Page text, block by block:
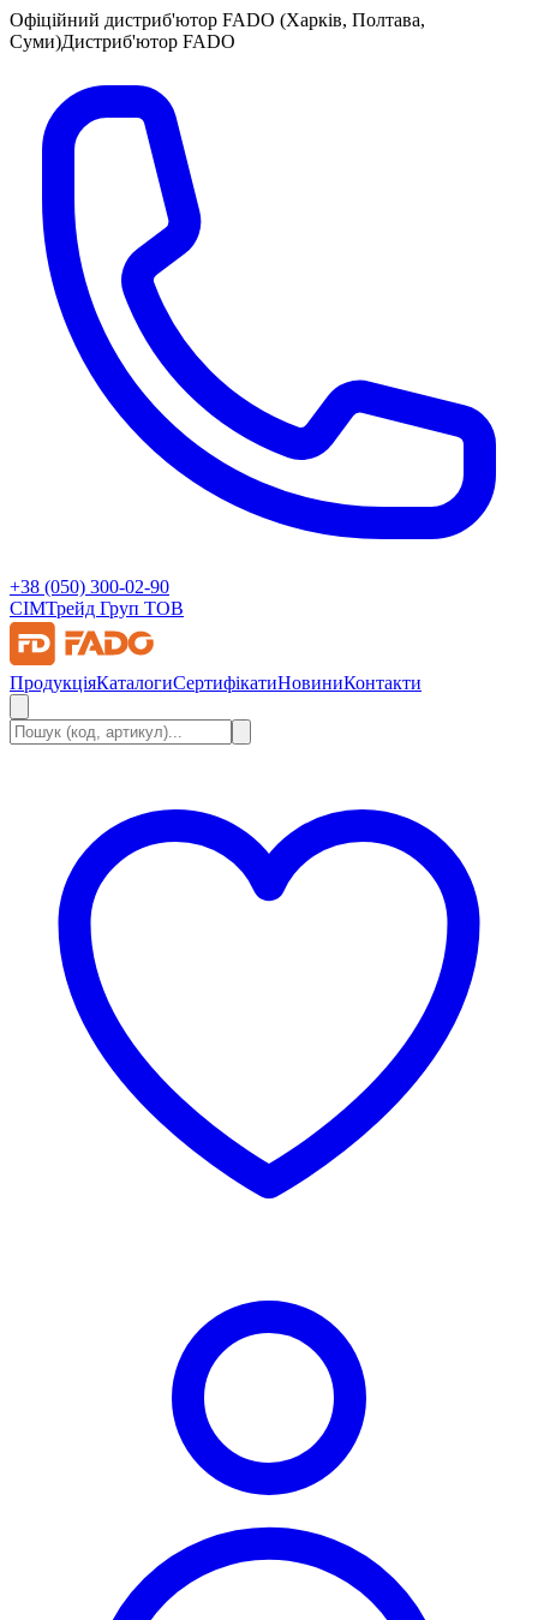
Офіційний дистриб'ютор FADO (Харків, Полтава,
Суми)Дистриб'ютор FADO
+38 (050) 300-02-90
СІМТрейд Груп ТОВ
ПродукціяКаталогиСертифікатиНовиниКонтакти